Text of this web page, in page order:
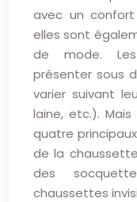
avec un
elles sont
de mode.
présenter sous
varier suivant
laine, etc.).
quatre principaux
de la
des
chaussettes